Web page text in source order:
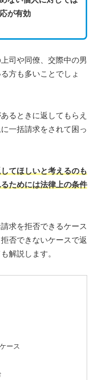
が有効
司や同僚、交際中の男
方も多いことでしょ
るときに返してもらえ
一括請求をされて困っ
てほしいと考えるのも
ためには法律上の条件
求を拒否できるケース
否できないケースで返
解説します。
ース